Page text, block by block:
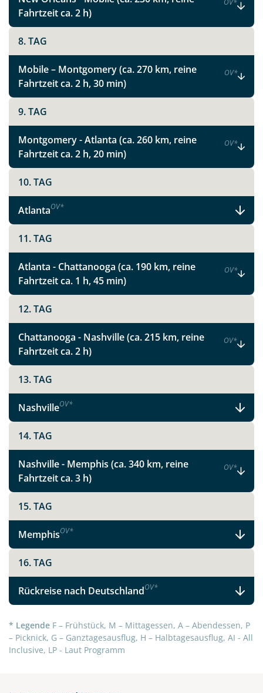
Facebook
Instagram
X
WhatsApp
Telegram
per E-Mail senden
Link kopieren
Fahrtzeit ca. 2 h)
OV*
8. TAG
Mobile – Montgomery (ca. 270 km, reine
Fahrtzeit ca. 2 h, 30 min)
OV*
9. TAG
Montgomery - Atlanta (ca. 260 km, reine
Fahrtzeit ca. 2 h, 20 min)
OV*
10. TAG
AtlantaOV*
11. TAG
Atlanta - Chattanooga (ca. 190 km, reine
Fahrtzeit ca. 1 h, 45 min)
OV*
12. TAG
Chattanooga - Nashville (ca. 215 km, reine
Fahrtzeit ca. 2 h)
OV*
13. TAG
NashvilleOV*
14. TAG
Nashville - Memphis (ca. 340 km, reine
Fahrtzeit ca. 3 h)
OV*
15. TAG
MemphisOV*
16. TAG
Rückreise nach DeutschlandOV*
* Legende F – Frühstück, M – Mittagessen, A – Abendessen, P
– Picknick, G – Ganztagesausflug, H – Halbtagesausflug, AI - All
Inclusive, LP - Laut Programm